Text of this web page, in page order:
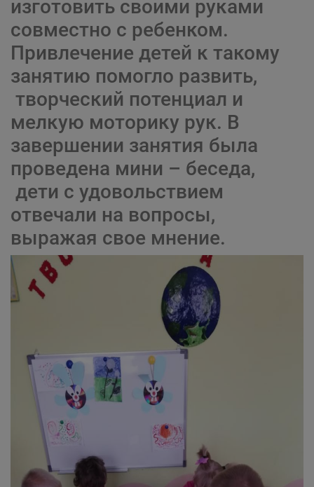
изготовить своими руками
совместно с ребенком.
Привлечение детей к такому
занятию помогло развить,
творческий потенциал и
мелкую моторику рук. В
завершении занятия была
проведена мини – беседа,
дети с удовольствием
отвечали на вопросы,
выражая свое мнение.